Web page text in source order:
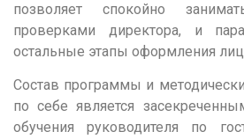
позволяет спокойно
проверками директора, и
остальные этапы оформления
Состав программы и
по себе является
обучения руководителя по
У
Улан-Удэ
Ульяновск
Уфа